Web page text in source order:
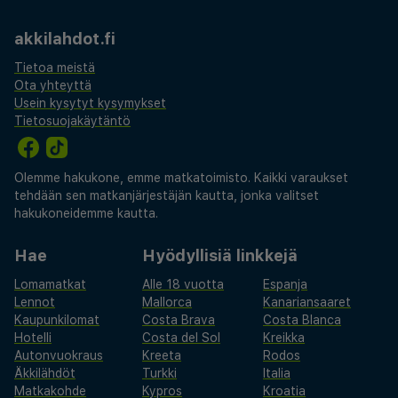
akkilahdot.fi
Tietoa meistä
Ota yhteyttä
Usein kysytyt kysymykset
Tietosuojakäytäntö
Olemme hakukone, emme matkatoimisto. Kaikki varaukset
tehdään sen matkanjärjestäjän kautta, jonka valitset
hakukoneidemme kautta.
Hae
Lomamatkat
Lennot
Kaupunkilomat
Hotelli
Autonvuokraus
Äkkilähdöt
Matkakohde
Hyödyllisiä linkkejä
Alle 18 vuotta
Espanja
Mallorca
Kanariansaaret
Costa Brava
Costa Blanca
Costa del Sol
Kreikka
Kreeta
Rodos
Turkki
Italia
Kypros
Kroatia